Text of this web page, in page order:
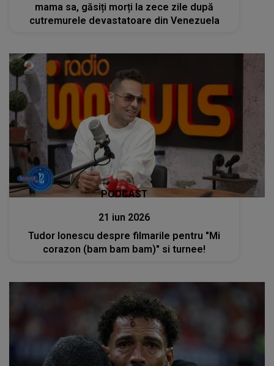
mama sa, găsiți morți la zece zile după
cutremurele devastatoare din Venezuela
PODCAST
21 iun 2026
Tudor Ionescu despre filmarile pentru "Mi
corazon (bam bam bam)" si turnee!